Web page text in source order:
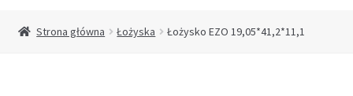
Strona główna Łożyska Łożysko EZO 19,05*41,2*11,1